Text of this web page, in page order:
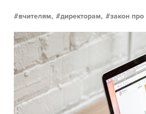
вчителям, директорам, закон про